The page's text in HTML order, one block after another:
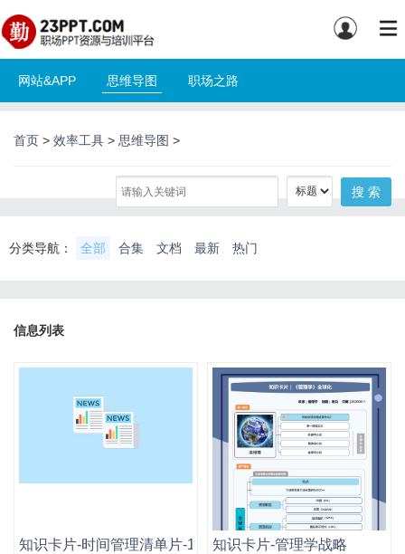
网站&APP 思维导图 职场之路
首页 > 效率工具 > 思维导图 >
分类导航： 全部 合集 文档 最新 热门
信息列表
知识卡片-时间管理清单片-12张知识卡片-管理学战略